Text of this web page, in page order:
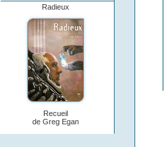
Radieux
Recueil
de Greg Egan